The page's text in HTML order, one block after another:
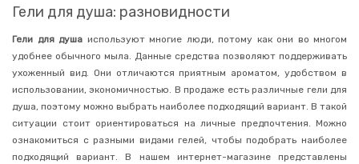
Уход
за
полостью
рта
Товары
медицинского
назначения
Уход
за
волосами
Гели для душа: разновидности
Гели для душа используют многие люди, потому как они во многом
удобнее обычного мыла. Данные средства позволяют поддерживать
ухоженный вид. Они отличаются приятным ароматом, удобством в
использовании, экономичностью. В продаже есть различные гели для
душа, поэтому можно выбрать наиболее подходящий вариант. В такой
ситуации стоит ориентироваться на личные предпочтения. Можно
ознакомиться с разными видами гелей, чтобы подобрать наиболее
подходящий вариант. В нашем интернет-магазине представлены